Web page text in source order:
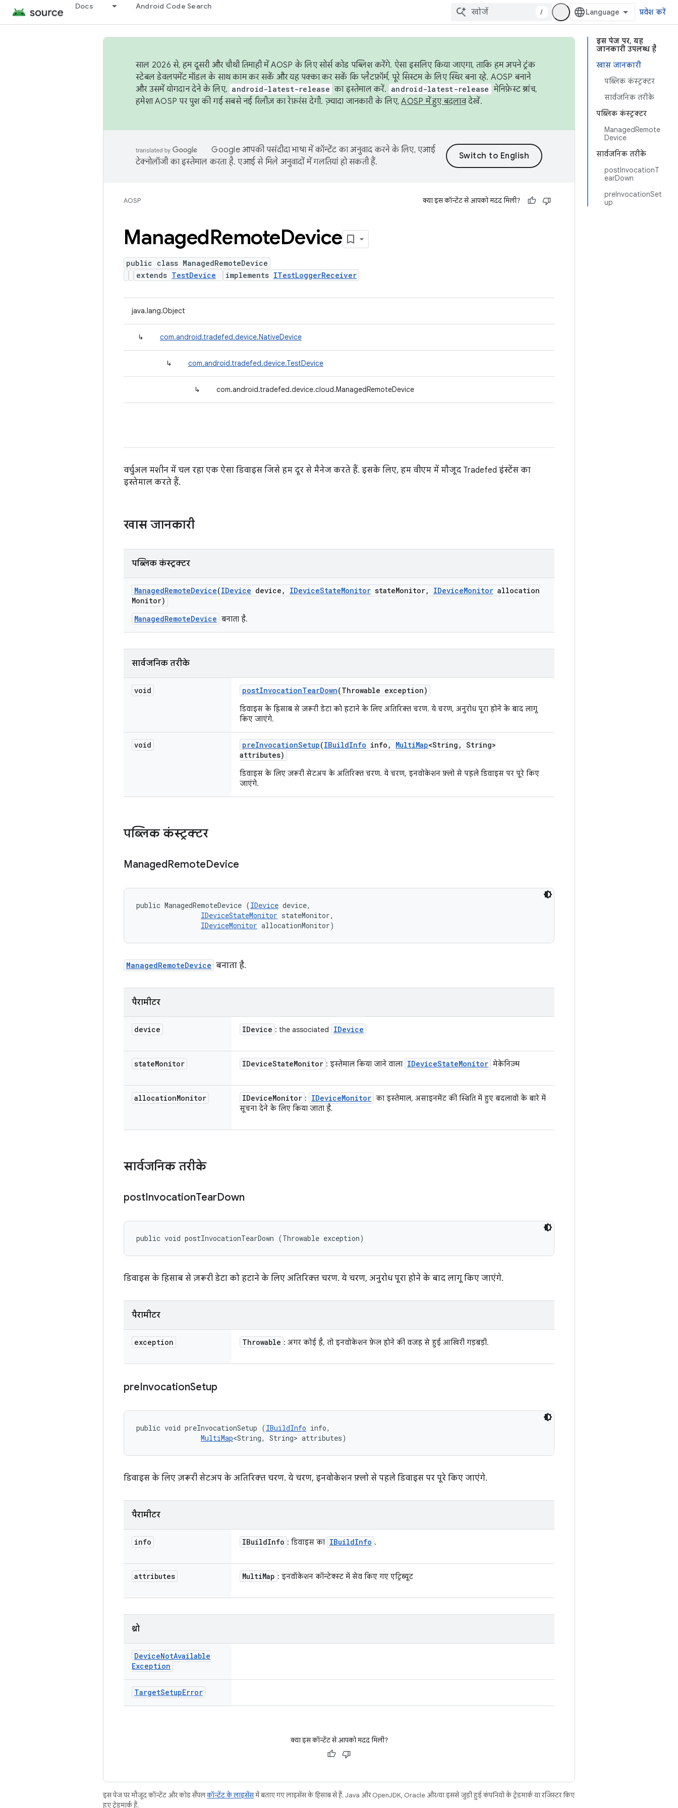
Docs Android Code Search
/ प्रवेश करें
इस पेज पर, यह
जानकारी उपलब्ध है
खास जानकारी
पब्लिक कंस्ट्रक्टर
सार्वजनिक तरीके
पब्लिक कंस्ट्रक्टर
ManagedRemote
Device
सार्वजनिक तरीके
postInvocationT
earDown
preInvocationSet
up
साल 2026 से, हम दूसरी और चौथी तिमाही में AOSP के लिए सोर्स कोड पब्लिश करेंगे. ऐसा इसलिए किया जाएगा, ताकि हम अपने ट्रंक
स्टेबल डेवलपमेंट मॉडल के साथ काम कर सकें और यह पक्का कर सकें कि प्लैटफ़ॉर्म, पूरे सिस्टम के लिए स्थिर बना रहे. AOSP बनाने
और उसमें योगदान देने के लिए, android-latest-release का इस्तेमाल करें. android-latest-release मेनिफ़ेस्ट ब्रांच,
हमेशा AOSP पर पुश की गई सबसे नई रिलीज़ का रेफ़रंस देगी. ज़्यादा जानकारी के लिए,AOSP में हुए बदलावदेखें.
Google आपकी पसंदीदा भाषा में कॉन्टेंट का अनुवाद करने के लिए, एआई
टेक्नोलॉजी का इस्तेमाल करता है. एआई से मिले अनुवादों में गलतियां हो सकती हैं.
AOSP क्या इस कॉन्टेंट से आपको मदद मिली?
ManagedRemoteDevice
public class ManagedRemoteDevice
extends TestDevice implements ITestLoggerReceiver
java.lang.Object
↳ com.android.tradefed.device.NativeDevice
↳ com.android.tradefed.device.TestDevice
↳ com.android.tradefed.device.cloud.ManagedRemoteDevice
वर्चुअल मशीन में चल रहा एक ऐसा डिवाइस जिसे हम दूर से मैनेज करते हैं. इसके लिए, हम वीएम में मौजूद Tradefed इंस्टेंस का
इस्तेमाल करते हैं.
खास जानकारी
पब्लिक कंस्ट्रक्टर
ManagedRemoteDevice(IDevice device , IDeviceStateMonitor stateMonitor, IDeviceMonitor allocation
Monitor)
ManagedRemoteDevice बनाता है.
सार्वजनिक तरीके
void postInvocationTearDown(Throwable exception)
डिवाइस के हिसाब से ज़रूरी डेटा को हटाने के लिए अतिरिक्त चरण. ये चरण, अनुरोध पूरा होने के बाद लागू
किए जाएंगे.
void preInvocationSetup(IBuildInfo info , MultiMap<String , String>
attributes)
डिवाइस के लिए ज़रूरी सेटअप के अतिरिक्त चरण. ये चरण, इनवोकेशन फ़्लो से पहले डिवाइस पर पूरे किए
जाएंगे.
पब्लिक कंस्ट्रक्टर
ManagedRemoteDevice
public ManagedRemoteDevice (IDevice device,
IDeviceStateMonitor stateMonitor,
IDeviceMonitor allocationMonitor)
ManagedRemoteDevice बनाता है.
पैरामीटर
device IDevice : the associated IDevice
stateMonitor IDeviceStateMonitor : इस्तेमाल किया जाने वाला IDeviceStateMonitor मेकेनिज़्म
allocationMonitor IDeviceMonitor : IDeviceMonitor का इस्तेमाल, असाइनमेंट की स्थिति में हुए बदलावों के बारे में
सूचना देने के लिए किया जाता है.
सार्वजनिक तरीके
postInvocationTearDown
public void postInvocationTearDown (Throwable exception)
डिवाइस के हिसाब से ज़रूरी डेटा को हटाने के लिए अतिरिक्त चरण. ये चरण, अनुरोध पूरा होने के बाद लागू किए जाएंगे.
पैरामीटर
exception Throwable : अगर कोई है, तो इनवोकेशन फ़ेल होने की वजह से हुई आखिरी गड़बड़ी.
preInvocationSetup
public void preInvocationSetup (IBuildInfo info,
MultiMap<String, String> attributes)
डिवाइस के लिए ज़रूरी सेटअप के अतिरिक्त चरण. ये चरण, इनवोकेशन फ़्लो से पहले डिवाइस पर पूरे किए जाएंगे.
पैरामीटर
info IBuildInfo : डिवाइस का IBuildInfo .
attributes MultiMap : इनवॉकेशन कॉन्टेक्स्ट में सेव किए गए एट्रिब्यूट
थ्रो
DeviceNotAvailable
Exception
TargetSetupError
क्या इस कॉन्टेंट से आपको मदद मिली?
इस पेज पर मौजूद कॉन्टेंट और कोड सैंपलकॉन्टेंट के लाइसेंसमें बताए गए लाइसेंस के हिसाब से हैं. Java और OpenJDK, Oracle और/या इससे जुड़ी हुई कंपनियों के ट्रेडमार्क या रजिस्टर किए
हुए ट्रेडमार्क हैं.